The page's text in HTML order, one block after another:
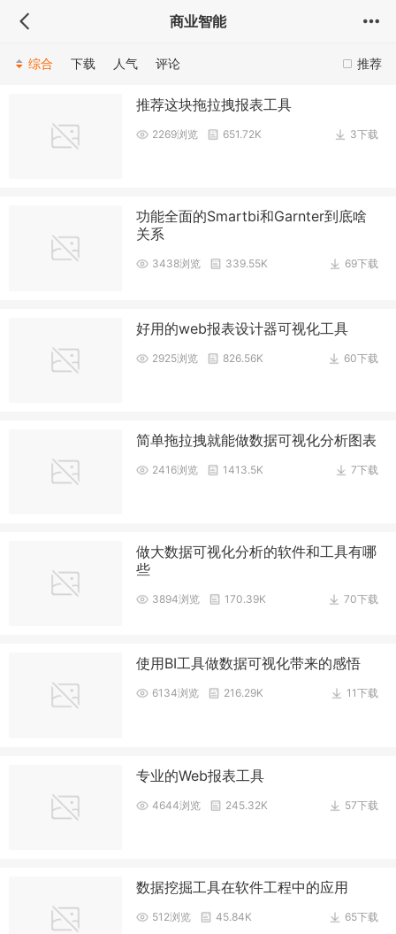
商业智能
推荐
综合 下载 人气 评论
推荐这块拖拉拽报表工具
3下载
2269浏览 651.72K
功能全面的Smartbi和Garnter到底啥
关系
69下载
3438浏览 339.55K
好用的web报表设计器可视化工具
60下载
2925浏览 826.56K
简单拖拉拽就能做数据可视化分析图表
7下载
2416浏览 1413.5K
做大数据可视化分析的软件和工具有哪
些
70下载
3894浏览 170.39K
使用BI工具做数据可视化带来的感悟
11下载
6134浏览 216.29K
专业的Web报表工具
57下载
4644浏览 245.32K
数据挖掘工具在软件工程中的应用
65下载
512浏览 45.84K